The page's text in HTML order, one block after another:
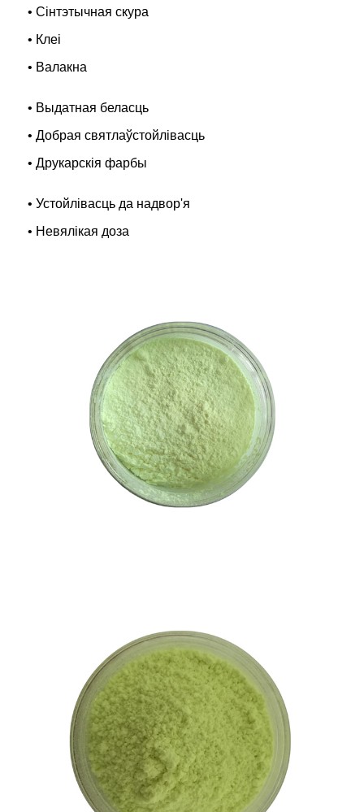
• Сінтэтычная скура
• Клеі
• Валакна
• Выдатная беласць
• Добрая святлаўстойлівасць
• Друкарскія фарбы
• Устойлівасць да надвор'я
• Невялікая доза